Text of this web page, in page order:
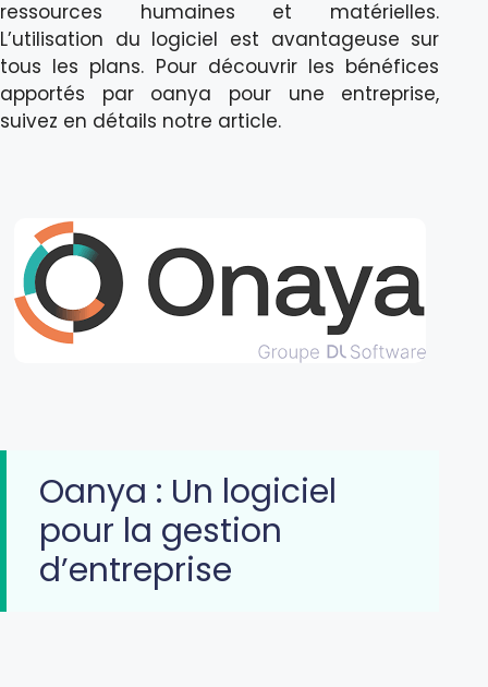
ressources humaines et matérielles.
L’utilisation du logiciel est avantageuse sur
tous les plans. Pour découvrir les bénéfices
apportés par oanya pour une entreprise,
suivez en détails notre article.
Oanya : Un logiciel
pour la gestion
d’entreprise